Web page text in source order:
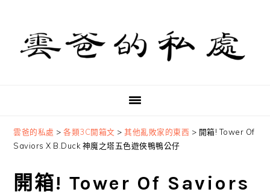
primary
navigation
content
primary
sidebar
雲爸的私處 >各類3C開箱文 >其他亂敗家的東西 > 開箱! Tower Of
Saviors X B.Duck 神魔之塔五色遊俠鴨鴨公仔
開箱! Tower Of Saviors